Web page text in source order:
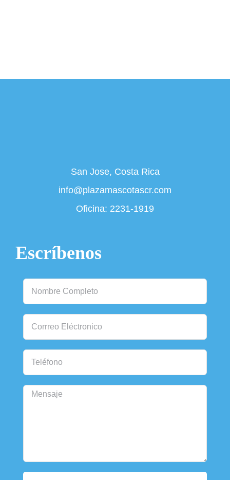
San Jose, Costa Rica
info@plazamascotascr.com
Oficina: 2231-1919
Escríbenos